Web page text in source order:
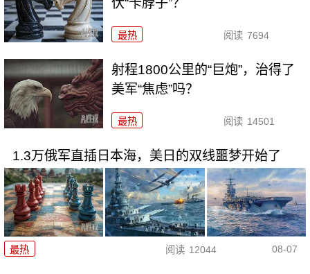
伏“卡脖子”？
最热 阅读 7694
射程1800公里的“巨炮”，治得了
美军“焦虑”吗？
最热 阅读 14501
1.3万俄军直插日本海，美日的双线噩梦开始了
最热 阅读 12044 08-07